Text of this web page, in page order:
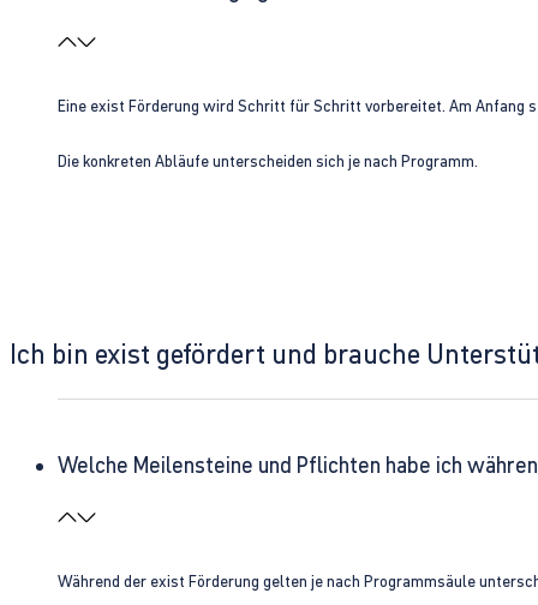
Eine exist Förderung wird Schritt für Schritt vorbereitet. Am Anfang
Die konkreten Abläufe unterscheiden sich je nach Programm.
Ich bin exist gefördert und brauche
Welche Meilensteine und Pflichten habe ich
Während der exist Förderung gelten je nach Programmsäule